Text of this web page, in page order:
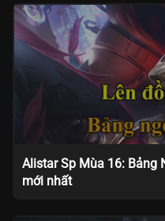
Alistar Sp Mùa 16: Bảng
mới nhất